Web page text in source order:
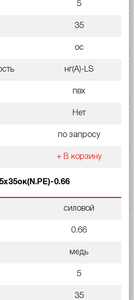
5
35
ос
нг(A)-LS
пвх
Нет
по запросу
+ В корзину
0.66
силовой
0.66
медь
5
35